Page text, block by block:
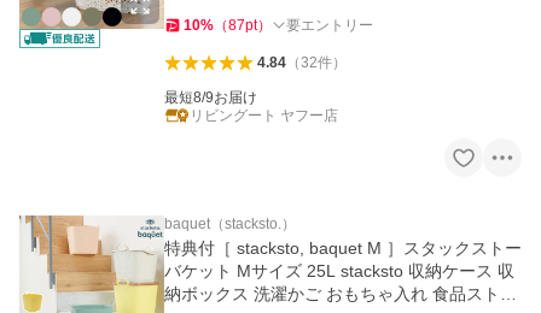
10% （87pt） 要エントリー
4.84（32件）
最短8/9お届け
リビングート ヤフー店
baquet（stacksto.）
特典付［ stacksto, baquet M ］スタックストー
バケット Mサイズ 25L stacksto 収納ケース 収
納ボックス 洗濯かご おもちゃ入れ 食品ストッ